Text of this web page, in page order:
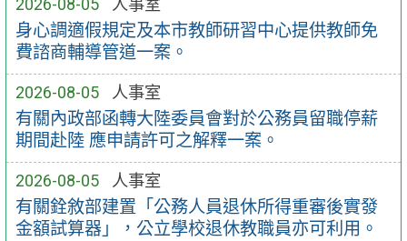
2026-08-05 人事室
身心調適假規定及本市教師研習中心提供教師免
費諮商輔導管道一案。
2026-08-05 人事室
有關內政部函轉大陸委員會對於公務員留職停薪
期間赴陸 應申請許可之解釋一案。
2026-08-05 人事室
有關銓敘部建置「公務人員退休所得重審後實發
金額試算器」，公立學校退休教職員亦可利用。